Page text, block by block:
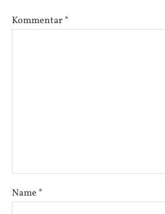
Kommentar*
Name *